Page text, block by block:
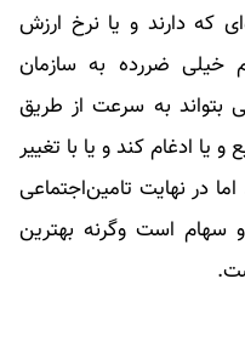
که دارند و یا نرخ ارزش
خیلی ضررده به سازمان
بتواند به سرعت از طریق
یا ادغام کند و یا با تغییر
در نهایت تامین‌اجتماعی
سهام است وگرنه بهترین